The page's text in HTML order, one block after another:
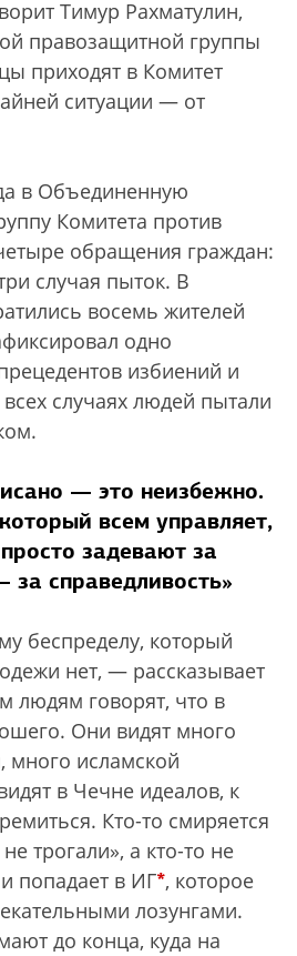
Тимур Рахматулин,
правозащитной группы
приходят в Комитет
ситуации — от
в Объединенную
Комитета против
обращения граждан:
случая пыток. В
восемь жителей
одно
избиений и
случаях людей пытали
— это неизбежно.
всем управляет,
задевают за
справедливость»
беспределу, который
нет, — рассказывает
говорят, что в
Они видят много
много исламской
в Чечне идеалов, к
Кто-то смиряется
трогали», а кто-то не
попадает в ИГ*, которое
лозунгами.
до конца, куда на